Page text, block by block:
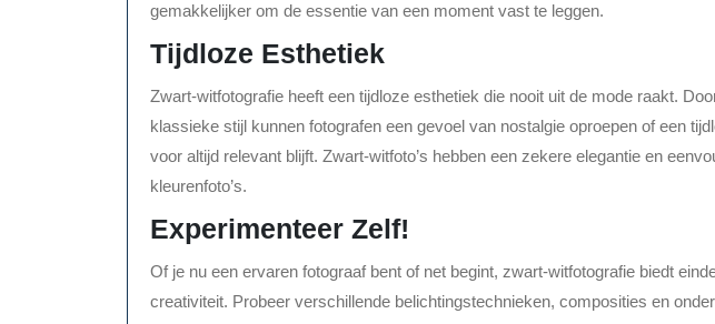
gemakkelijker om de essentie van een moment vast te leggen.
Tijdloze Esthetiek
Zwart-witfotografie heeft een tijdloze esthetiek die nooit uit de mode raakt.
klassieke stijl kunnen fotografen een gevoel van nostalgie oproepen of een
voor altijd relevant blijft. Zwart-witfoto’s hebben een zekere elegantie en
kleurenfoto’s.
Experimenteer Zelf!
Of je nu een ervaren fotograaf bent of net begint, zwart-witfotografie biedt
creativiteit. Probeer verschillende belichtingstechnieken, composities en